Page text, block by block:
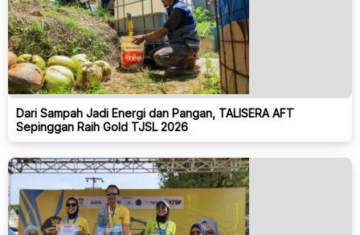
Dari Sampah Jadi Energi dan Pangan, TALISERA AFT
Sepinggan Raih Gold TJSL 2026